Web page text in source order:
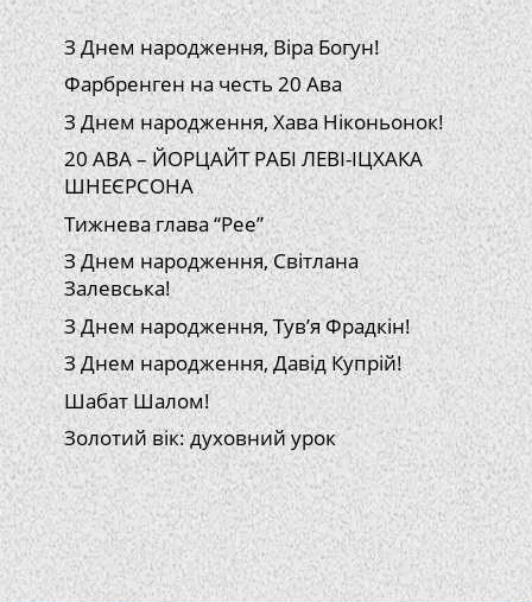
З Днем народження, Віра Богун!
Фарбренген на честь 20 Ава
З Днем народження, Хава Ніконьонок!
20 АВА – ЙОРЦАЙТ РАБІ ЛЕВІ-ІЦХАКА
ШНЕЄРСОНА
Тижнева глава “Рее”
З Днем народження, Світлана
Залевська!
З Днем народження, Тув’я Фрадкін!
З Днем народження, Давід Купрій!
Шабат Шалом!
Золотий вік: духовний урок